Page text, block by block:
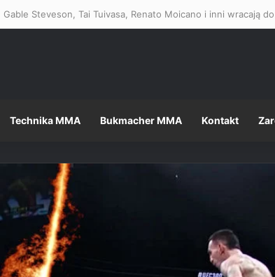
Gable Steveson, Tai Tuivasa, Renato Moicano i inni wracają
Technika MMA Bukmacher MMA Kontakt